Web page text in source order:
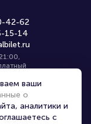
42-62
15-14
,
ваши
о
аналитики и
с